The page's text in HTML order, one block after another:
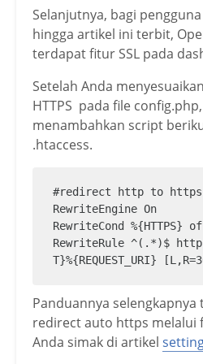
Selanjutnya, bagi
hingga artikel ini terbit,
terdapat fitur SSL pada
Setelah Anda
HTTPS pada file
menambahkan script
.htaccess.
#redirect http to https
RewriteEngine On
RewriteCond %{HTTPS}
RewriteRule ^(.*)$
T}%{REQUEST_URI}
Panduannya
redirect auto https melalui
Anda simak di artikel